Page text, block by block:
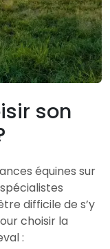
son
équines sur
difficile de s’y
choisir la
: